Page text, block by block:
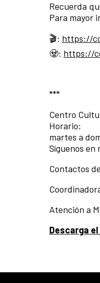
Recuerda
Para mayor
🎬: https://
🧟: https://
***
Centro
Horario:
martes a
Síguenos en
Contactos
Atención a
Descarga